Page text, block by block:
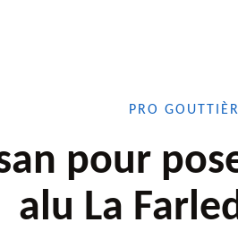
PRO
pour
alu La